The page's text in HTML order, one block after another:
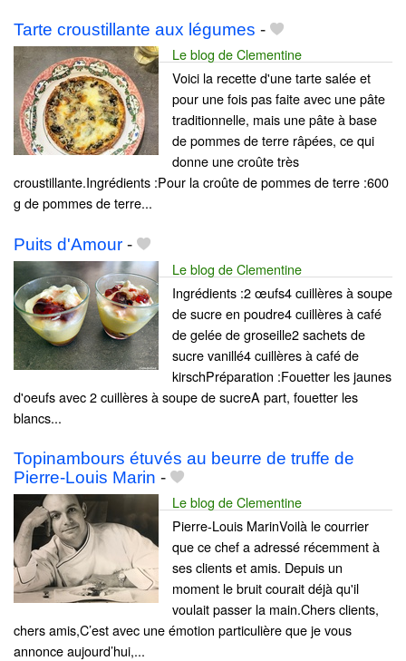
Tarte croustillante aux légumes -
Le blog de Clementine
Voici la recette d'une tarte salée et
pour une fois pas faite avec une pâte
traditionnelle, mais une pâte à base
de pommes de terre râpées, ce qui
donne une croûte très
croustillante.Ingrédients :Pour la croûte de pommes de terre :600
g de pommes de terre...
Puits d'Amour -
Le blog de Clementine
Ingrédients :2 œufs4 cuillères à soupe
de sucre en poudre4 cuillères à café
de gelée de groseille2 sachets de
sucre vanillé4 cuillères à café de
kirschPréparation :Fouetter les jaunes
d'oeufs avec 2 cuillères à soupe de sucreA part, fouetter les
blancs...
Topinambours étuvés au beurre de truffe de
Pierre-Louis Marin -
Le blog de Clementine
Pierre-Louis MarinVoilà le courrier
que ce chef a adressé récemment à
ses clients et amis. Depuis un
moment le bruit courait déjà qu'il
voulait passer la main.Chers clients,
chers amis,C’est avec une émotion particulière que je vous
annonce aujourd’hui,...